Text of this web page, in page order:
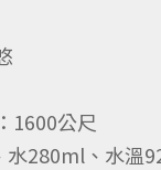
公尺
280ml、水溫